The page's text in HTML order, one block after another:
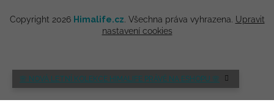
🌸 NOVÁ LETNÍ KOLEKCE HIMALIFE PRÁVĚ NA ESHOPU 🌸
Copyright 2026 Himalife.cz. Všechna práva vyhrazena. Upravit
nastavení cookies